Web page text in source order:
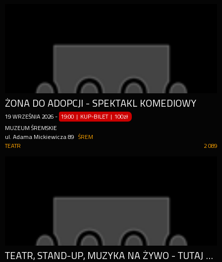
ŻONA DO ADOPCJI - SPEKTAKL KOMEDIOWY
19 WRZEŚNIA 2026 - 19:00 | KUP-BILET |100zł
MUZEUM ŚREMSKIE
ul. Adama Mickiewicza 89
ŚREM
2 089
TEATR
TEATR, STAND-UP, MUZYKA NA ŻYWO - TUTAJ MOŻE WYDARZYĆ SIĘ WSZYSTKO!